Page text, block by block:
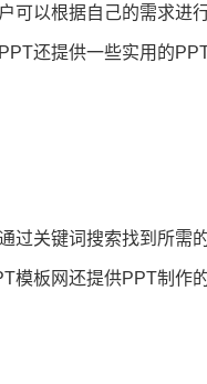
可以根据自己的需求进
还提供一些实用的
过关键词搜索找到所需
模板网还提供PPT制作